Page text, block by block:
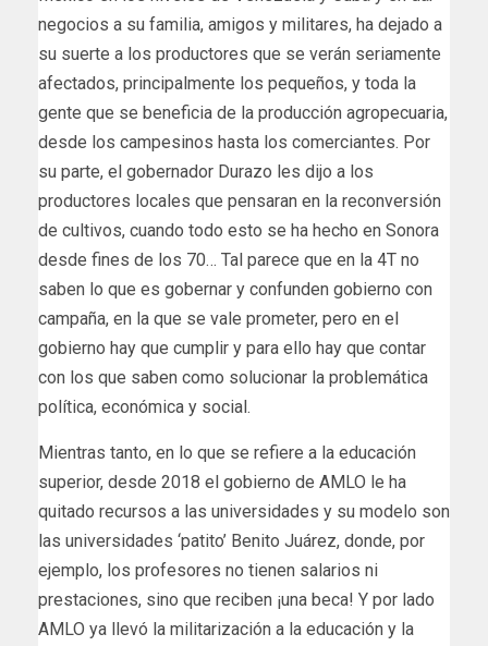
negocios a su familia, amigos y militares, ha dejado a
su suerte a los productores que se verán seriamente
afectados, principalmente los pequeños, y toda la
gente que se beneficia de la producción agropecuaria,
desde los campesinos hasta los comerciantes. Por
su parte, el gobernador Durazo les dijo a los
productores locales que pensaran en la reconversión
de cultivos, cuando todo esto se ha hecho en Sonora
desde fines de los 70… Tal parece que en la 4T no
saben lo que es gobernar y confunden gobierno con
campaña, en la que se vale prometer, pero en el
gobierno hay que cumplir y para ello hay que contar
con los que saben como solucionar la problemática
política, económica y social.
Mientras tanto, en lo que se refiere a la educación
superior, desde 2018 el gobierno de AMLO le ha
quitado recursos a las universidades y su modelo son
las universidades ‘patito’ Benito Juárez, donde, por
ejemplo, los profesores no tienen salarios ni
prestaciones, sino que reciben ¡una beca! Y por lado
AMLO ya llevó la militarización a la educación y la